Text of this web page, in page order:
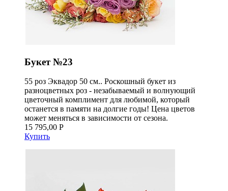
Букет №23
55 роз Эквадор 50 см.. Роскошный букет из
разноцветных роз - незабываемый и волнующий
цветочный комплимент для любимой, который
останется в памяти на долгие годы! Цена цветов
может меняться в зависимости от сезона.
15 795,00 Р
Купить